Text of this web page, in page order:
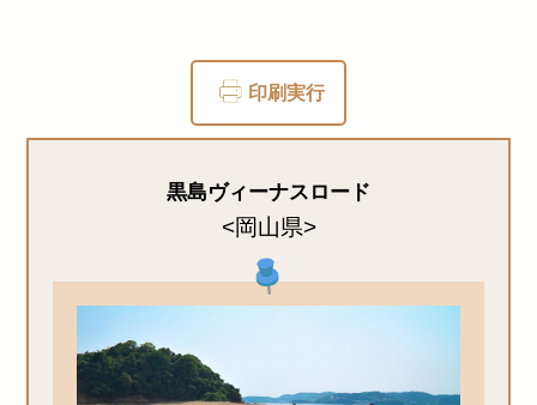
印刷実行
黒島ヴィーナスロード
<岡山県>